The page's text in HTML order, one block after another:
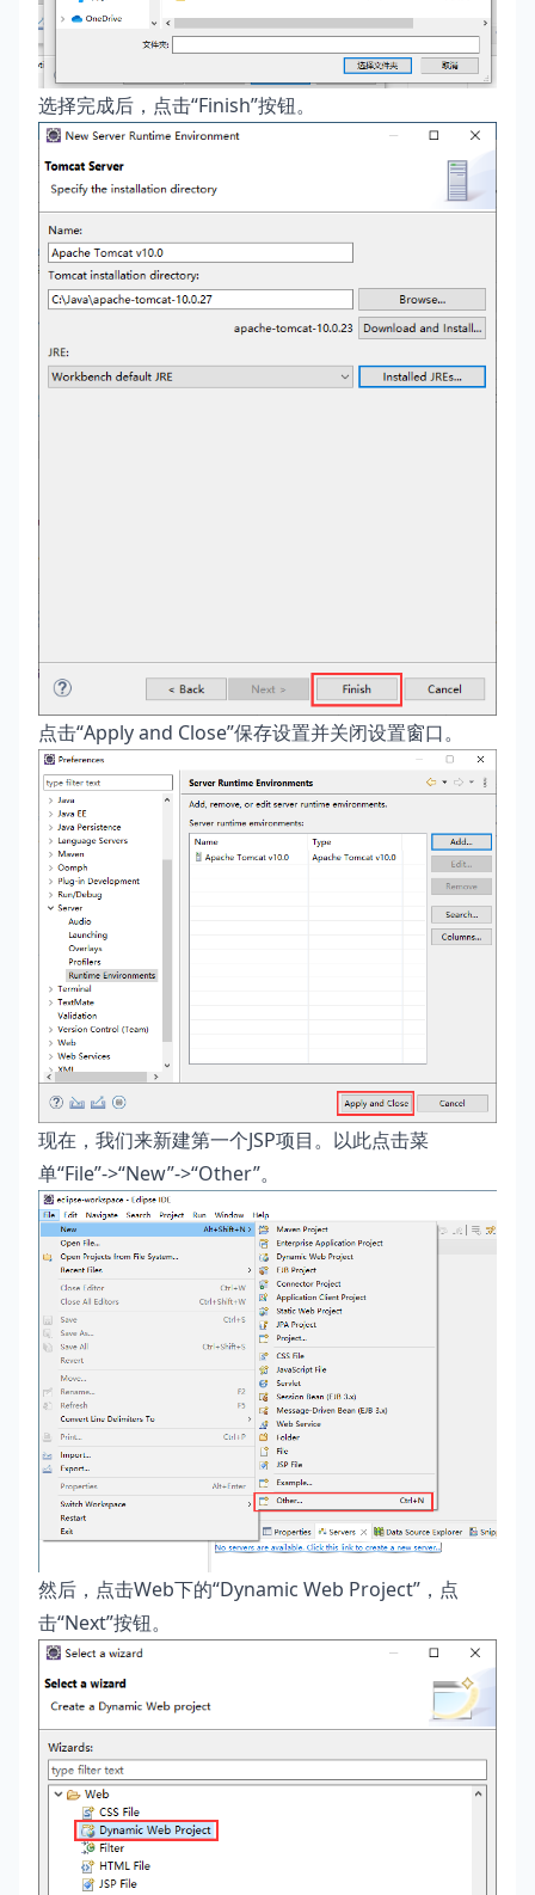
选择完成后，点击“Finish”按钮。
点击“Apply and Close”保存设置并关闭设置窗口。
现在，我们来新建第一个JSP项目。以此点击菜
单“File”->“New”->“Other”。
然后，点击Web下的“Dynamic Web Project”，点
击“Next”按钮。